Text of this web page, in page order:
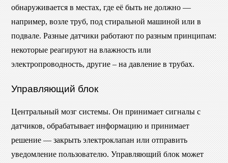
обнаруживается в местах, где её быть не должно —
например, возле труб, под стиральной машиной или в
подвале. Разные датчики работают по разным принципам:
некоторые реагируют на влажность или
электропроводность, другие – на давление в трубах.
Управляющий блок
Центральный мозг системы. Он принимает сигналы с
датчиков, обрабатывает информацию и принимает
решение — закрыть электроклапан или отправить
уведомление пользователю. Управляющий блок может